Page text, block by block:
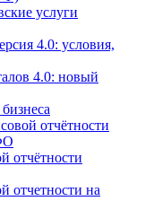
услуги
4.0: условия,
4.0: новый
отчётности
отчётности
отчетности на